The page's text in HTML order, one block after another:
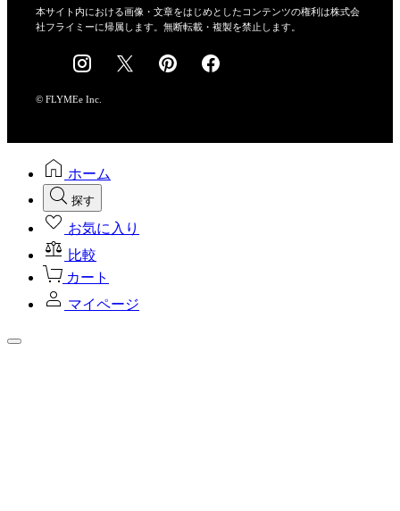
会社概要
採用情報
本サイト内における画像・文章をはじめとしたコンテンツの権利は株式会
社フライミーに帰属します。無断転載・複製を禁止します。
© FLYMEe Inc.
ホーム
探す
お気に入り
比較
カート
マイページ